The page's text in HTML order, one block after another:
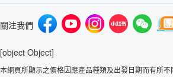
關注我們
[object Object]
本網頁所顯示之價格因應產品種類及出發日期而有所不